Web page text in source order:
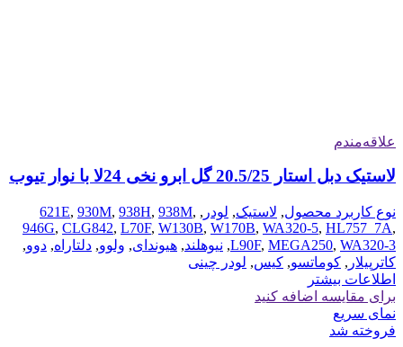
علاقه‌مندم
لاستیک دبل استار 20.5/25 گل ابرو نخی 24لا با نوار تیوب
نوع کاربرد محصول, لاستیک, لودر ,
621E, 930M, 938H, 938M,
946G, CLG842, L70F, W130B, W170B, WA320-5, HL757_7A,
L90F, MEGA250, WA320-3
, نیوهلند, هیوندای, ولوو, دلتاراه, دوو,
کاترپیلار , کوماتسو, کیس, لودر چینی
اطلاعات بیشتر
برای مقایسه اضافه کنید
نمای سریع
فروخته شد